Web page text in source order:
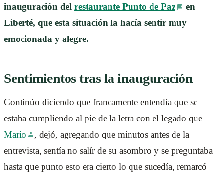
inauguración del restaurante Punto de Paz
en
Liberté, que esta situación la hacía sentir muy
emocionada y alegre.
Sentimientos tras la inauguración
Continúo diciendo que francamente entendía que se
estaba cumpliendo al pie de la letra con el legado que
Mario
, dejó, agregando que minutos antes de la
entrevista, sentía no salír de su asombro y se preguntaba
hasta que punto esto era cierto lo que sucedía, remarcó